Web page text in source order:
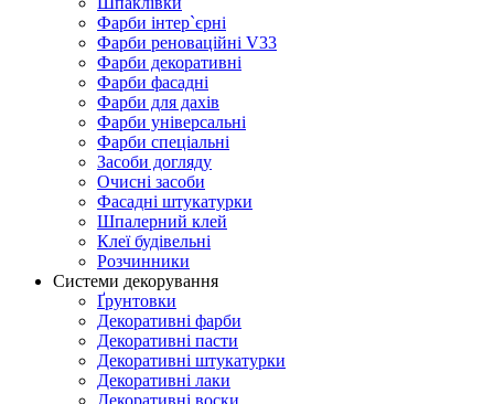
Фарби інтер`єрні
Фарби реноваційні V33
Фарби декоративні
Фарби фасадні
Фарби для дахів
Фарби універсальні
Фарби спеціальні
Засоби догляду
Очисні засоби
Фасадні штукатурки
Шпалерний клей
Клеї будівельні
Розчинники
Системи декорування
Ґрунтовки
Декоративні фарби
Декоративні пасти
Декоративні штукатурки
Декоративні лаки
Декоративні воски